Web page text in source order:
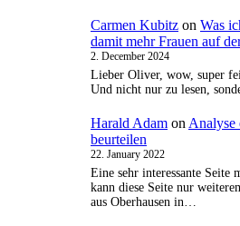
Carmen Kubitz on Was
damit mehr Frauen auf
2. December 2024
Lieber Oliver, wow, super
Und nicht nur zu lesen,
Harald Adam on Analyse
beurteilen
22. January 2022
Eine sehr interessante
kann diese Seite nur
aus Oberhausen in…